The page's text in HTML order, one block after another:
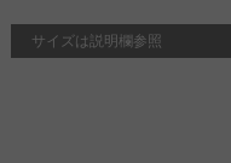
サイズは説明欄参照